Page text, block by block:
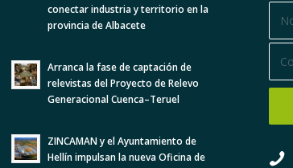
conectar industria y territorio en la
provincia de Albacete
Arranca la fase de captación de
relevistas del Proyecto de Relevo
Generacional Cuenca–Teruel
ZINCAMAN y el Ayuntamiento de
Hellín impulsan la nueva Oficina de